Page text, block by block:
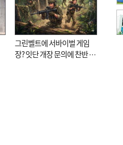
그린벨트에 서바이벌 게임
장? 잇단 개장 문의에 찬반 논